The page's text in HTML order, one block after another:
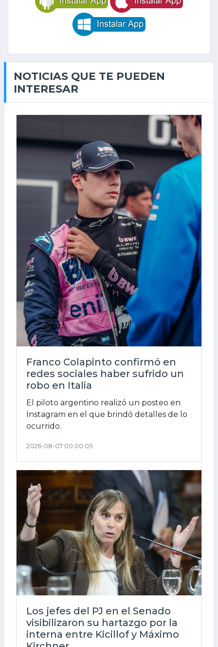
NOTICIAS QUE TE PUEDEN
INTERESAR
Franco Colapinto confirmó en
redes sociales haber sufrido un
robo en Italia
El piloto argentino realizó un posteo en
Instagram en el que brindó detalles de lo
ocurrido.
2026-08-07 00:00:05
Los jefes del PJ en el Senado
visibilizaron su hartazgo por la
interna entre Kicillof y Máximo